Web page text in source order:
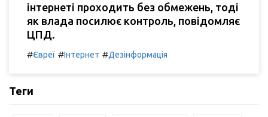
інтернеті проходить без обмежень, тоді
як влада посилює контроль, повідомляє
ЦПД.
#Євреї #Інтернет #Дезінформація
Теги